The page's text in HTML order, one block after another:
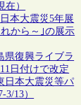
在）
本大震災5年展
から～｣の展示
県復興ライブラ
日付けで改定
日本大震災等パ
13）